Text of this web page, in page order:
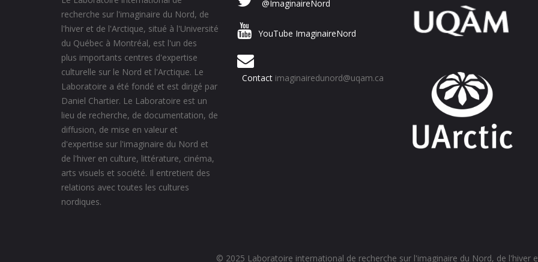
recherche sur l'imaginaire du Nord, de
l'hiver et de l'Arctique, situé à l'Université
du Québec à Montréal, est l'un des
plus importants centres d'expertise
culturelle sur le Nord et l'Arctique. Le
Laboratoire a été fondé et est dirigé par
Daniel Chartier. Le Laboratoire est un
lieu de recherche, de documentation, de
diffusion, de mise en valeur et
d'expertise sur l'imaginaire du Nord et
de l'hiver en culture, littérature, cinéma,
arts visuels et société. Il entretient des
relations avec toutes les cultures
nordiques.
@ImaginaireNord
YouTube ImaginaireNord
Contactimaginairedunord@uqam.ca
© 2025 Laboratoire international de recherche sur l'imaginaire du Nord, de l'hiver